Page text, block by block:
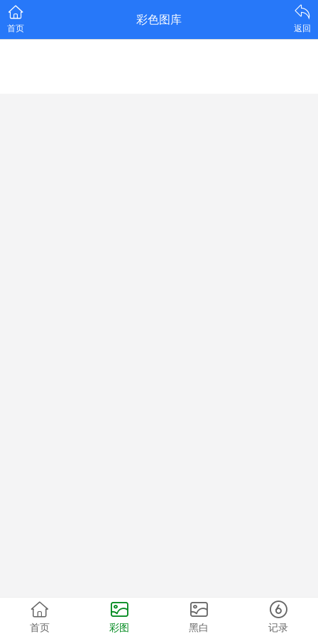
首页
彩色图库
返回
首页 彩图 黑白 记录